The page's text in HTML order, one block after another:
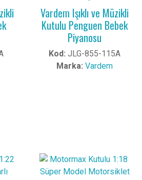
Vardem Işıklı ve Müzikli
Kutulu Penguen Bebek
Piyanosu
Kod: JLG-855-115A
Marka: Vardem